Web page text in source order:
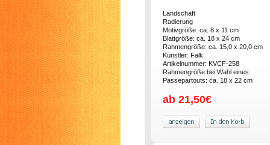
Landschaft
Radierung
Motivgröße: ca. 8 x 11 cm
Blattgröße: ca. 18 x 24 cm
Rahmengröße: ca. 15,0 x 20,0 cm
Künstler: Falk
Artikelnummer: KVCF-258
Rahmengröße bei Wahl eines
Passepartouts: ca. 18 x 22 cm
ab 21,50€